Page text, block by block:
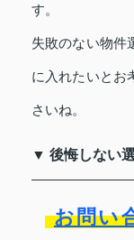
す。
失敗のない物件
に入れたいとお
さいね。
▼ 後悔しない
お問い